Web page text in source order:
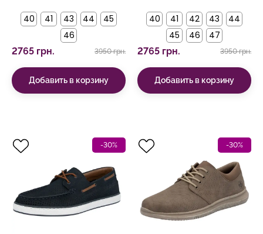
40 41 43 44
45
46
2765 грн. 3950 грн.
Добавить в корзину
40 41 42 43
44
45
46 47
2765 грн. 3950 грн.
Добавить в корзину
-30% -30%